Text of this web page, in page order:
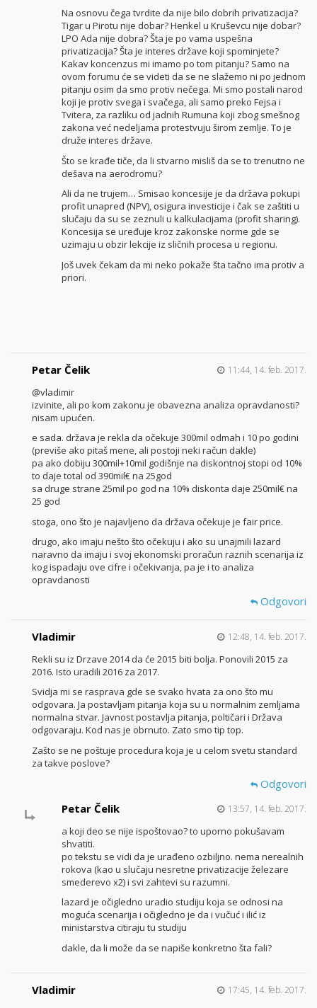
Na osnovu čega tvrdite da nije bilo dobrih privatizacija?
Tigar u Pirotu nije dobar? Henkel u Kruševcu nije dobar?
LPO Ada nije dobra? Šta je po vama uspešna
privatizacija? Šta je interes države koji spominjete?
Kakav koncenzus mi imamo po tom pitanju? Samo na
ovom forumu će se videti da se ne slažemo ni po jednom
pitanju osim da smo protiv nečega. Mi smo postali narod
koji je protiv svega i svačega, ali samo preko Fejsa i
Tvitera, za razliku od jadnih Rumuna koji zbog smešnog
zakona već nedeljama protestvuju širom zemlje. To je
druže interes države.
Što se krađe tiče, da li stvarno misliš da se to trenutno ne
dešava na aerodromu?
Ali da ne trujem… Smisao koncesije je da država pokupi
profit unapred (NPV), osigura investicije i čak se zaštiti u
slučaju da su se zeznuli u kalkulacijama (profit sharing).
Koncesija se uređuje kroz zakonske norme gde se
uzimaju u obzir lekcije iz sličnih procesa u regionu.
Još uvek čekam da mi neko pokaže šta tačno ima protiv a
priori.
Petar Čelik 11:44, 14. feb. 2017.
@vladimir
izvinite, ali po kom zakonu je obavezna analiza opravdanosti?
nisam upućen.
e sada. država je rekla da očekuje 300mil odmah i 10 po godini
(previše ako pitaš mene, ali postoji neki račun dakle)
pa ako dobiju 300mil+10mil godišnje na diskontnoj stopi od 10%
to daje total od 390mil€ na 25god
sa druge strane 25mil po god na 10% diskonta daje 250mil€ na
25 god
stoga, ono što je najavljeno da država očekuje je fair price.
drugo, ako imaju nešto što očekuju i ako su unajmili lazard
naravno da imaju i svoj ekonomski proračun raznih scenarija iz
kog ispadaju ove cifre i očekivanja, pa je i to analiza
opravdanosti
Odgovori
Vladimir 12:48, 14. feb. 2017.
Rekli su iz Drzave 2014 da će 2015 biti bolja. Ponovili 2015 za
2016. Isto uradili 2016 za 2017.
Svidja mi se rasprava gde se svako hvata za ono što mu
odgovara. Ja postavljam pitanja koja su u normalnim zemljama
normalna stvar. Javnost postavlja pitanja, poltičari i Država
odgovaraju. Kod nas je obrnuto. Zato smo tip top.
Zašto se ne poštuje procedura koja je u celom svetu standard
za takve poslove?
Odgovori
Petar Čelik
13:57, 14. feb. 2017.
a koji deo se nije ispoštovao? to uporno pokušavam
shvatiti.
po tekstu se vidi da je urađeno ozbiljno. nema nerealnih
rokova (kao u slučaju nesretne privatizacije železare
smederevo x2) i svi zahtevi su razumni.
lazard je očigledno uradio studiju koja se odnosi na
moguća scenarija i očigledno je da i vučuć i ilić iz
ministarstva citiraju tu studiju
dakle, da li može da se napiše konkretno šta fali?
Vladimir 17:45, 14. feb. 2017.